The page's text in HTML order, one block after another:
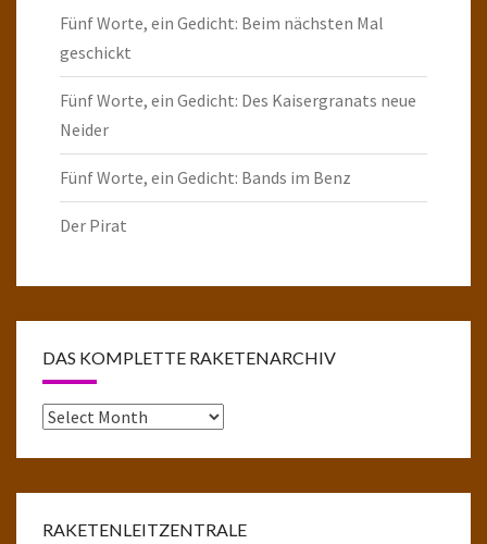
Fünf Worte, ein Gedicht: Beim nächsten Mal
geschickt
Fünf Worte, ein Gedicht: Des Kaisergranats neue
Neider
Fünf Worte, ein Gedicht: Bands im Benz
Der Pirat
DAS KOMPLETTE RAKETENARCHIV
Das
RAKETENLEITZENTRALE